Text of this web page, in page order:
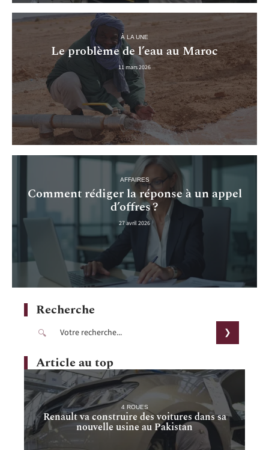
À LA UNE
Le problème de l’eau au Maroc
11 mars 2026
AFFAIRES
Comment rédiger la réponse à un appel
d’offres ?
27 avril 2026
Recherche
Article au top
4 ROUES
Renault va construire des voitures dans sa
nouvelle usine au Pakistan